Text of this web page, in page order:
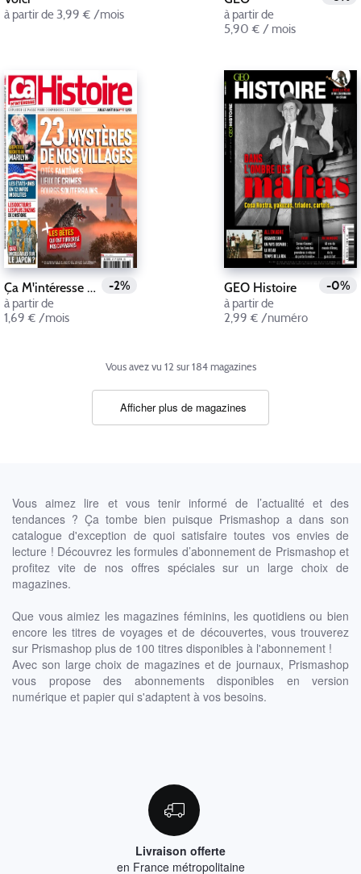
à partir de 3,99 € /mois
à partir de
5,90 € / mois
Ça M'intéresse Histoire
à partir de
1,69 € /mois
-2% GEO Histoire
à partir de
2,99 € /numéro
-0%
Vous avez vu 12 sur 184magazines
Afficher plus de magazines
Vous aimez lire et vous tenir informé de l’actualité et des
tendances ? Ça tombe bien puisque Prismashop a dans son
catalogue d'exception de quoi satisfaire toutes vos envies de
lecture ! Découvrez les formules d’abonnement de Prismashop et
profitez vite de nos offres spéciales sur un large choix de
magazines.
Que vous aimiez les magazines féminins, les quotidiens ou bien
encore les titres de voyages et de découvertes, vous trouverez
sur Prismashop plus de 100 titres disponibles à l'abonnement !
Avec son large choix de magazines et de journaux, Prismashop
vous propose des abonnements disponibles en version
numérique et papier qui s'adaptent à vos besoins.
Livraison offerte
en France métropolitaine